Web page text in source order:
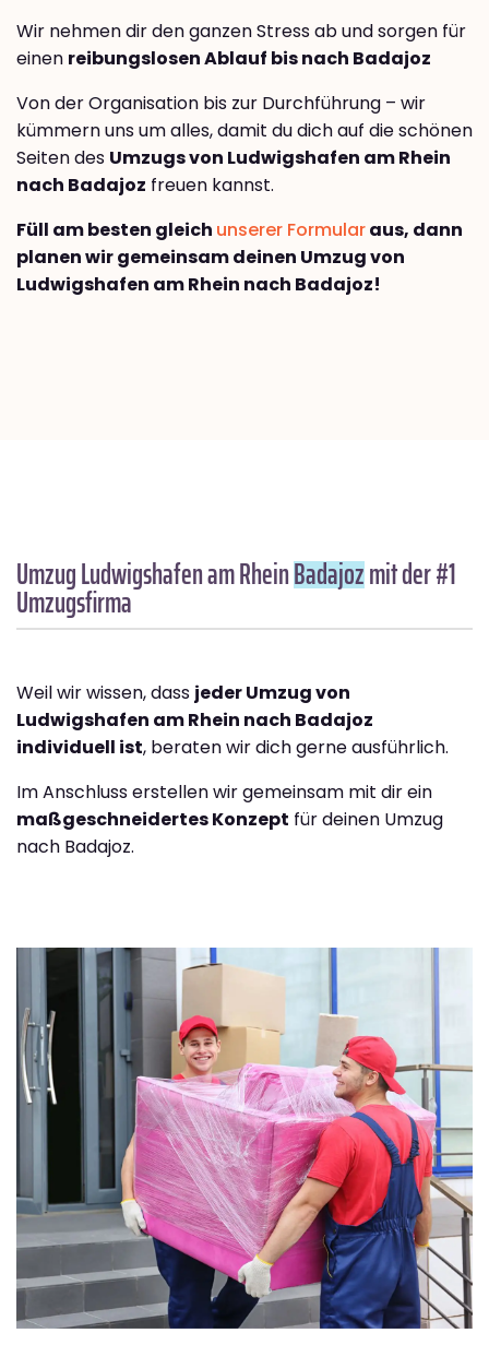
Wir nehmen dir den ganzen Stress ab und sorgen für
einen reibungslosen Ablauf bis nach Badajoz
Von der Organisation bis zur Durchführung – wir
kümmern uns um alles, damit du dich auf die schönen
Seiten des Umzugs von Ludwigshafen am Rhein
nach Badajoz freuen kannst.
Füll am besten gleich unserer Formularaus, dann
planen wir gemeinsam deinen Umzug von
Ludwigshafen am Rhein nach Badajoz!
Umzug Ludwigshafen am RheinBadajozmit der #1
Umzugsfirma
Weil wir wissen, dass jeder Umzug von
Ludwigshafen am Rhein nach Badajoz
individuell ist, beraten wir dich gerne ausführlich.
Im Anschluss erstellen wir gemeinsam mit dir ein
maßgeschneidertes Konzept für deinen Umzug
nach Badajoz.